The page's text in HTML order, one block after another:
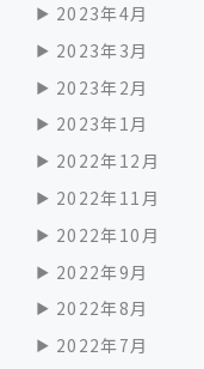
2023年4月
2023年3月
2023年2月
2023年1月
2022年12月
2022年11月
2022年10月
2022年9月
2022年8月
2022年7月